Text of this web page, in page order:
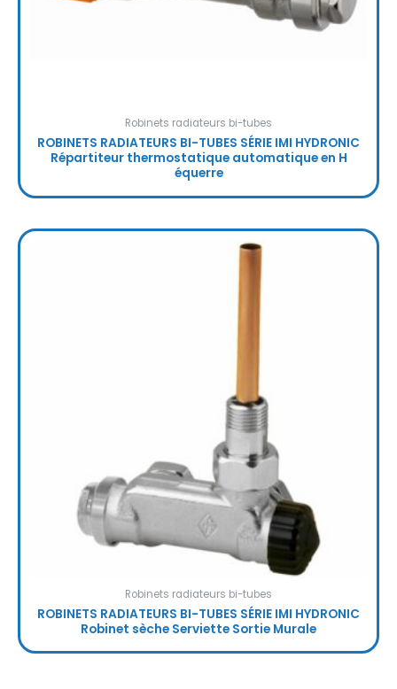
Robinets radiateurs bi-tubes
ROBINETS RADIATEURS BI-TUBES SÉRIE IMI HYDRONIC
Répartiteur thermostatique automatique en H
équerre
Robinets radiateurs bi-tubes
ROBINETS RADIATEURS BI-TUBES SÉRIE IMI HYDRONIC
Robinet sèche Serviette Sortie Murale